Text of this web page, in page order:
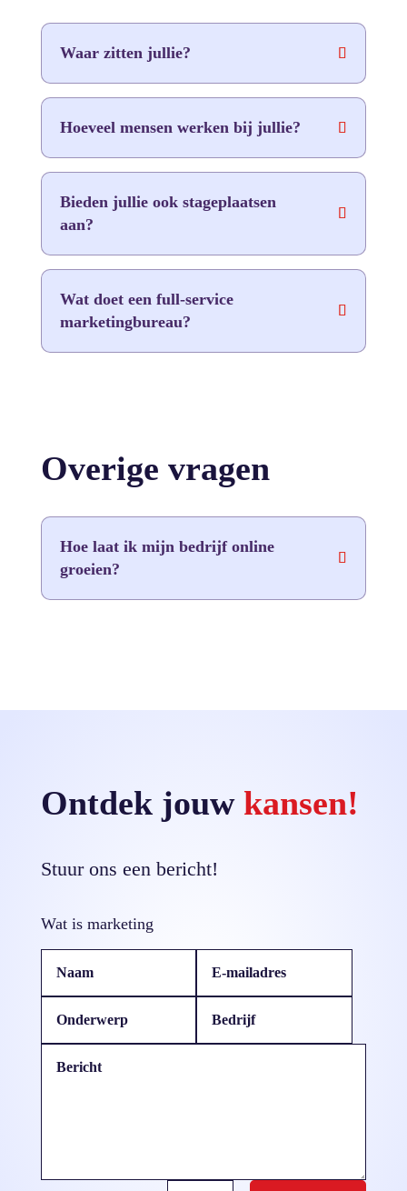
Waar zitten jullie?
Hoeveel mensen werken bij jullie?
Bieden jullie ook stageplaatsen
aan?
Wat doet een full-service
marketingbureau?
Overige vragen
Hoe laat ik mijn bedrijf online
groeien?
Ontdek jouw kansen!
Stuur ons een bericht!
Wat is marketing